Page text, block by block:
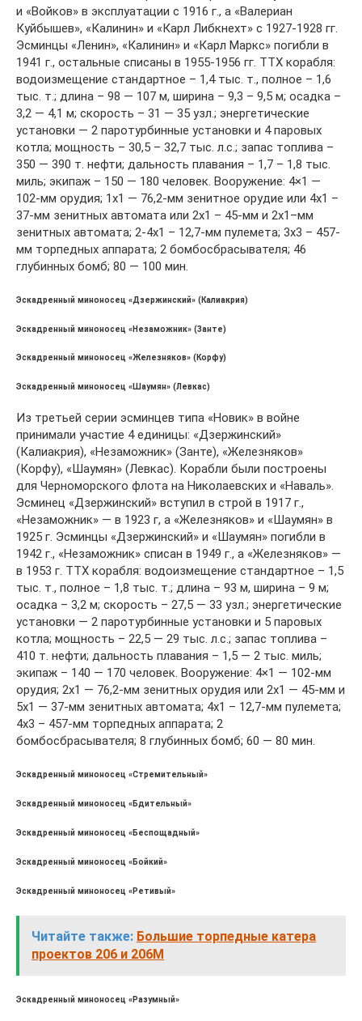
и «Войков» в эксплуатации с 1916 г., а «Валериан
Куйбышев», «Калинин» и «Карл Либкнехт» с 1927-1928 гг.
Эсминцы «Ленин», «Калинин» и «Карл Маркс» погибли в
1941 г., остальные списаны в 1955-1956 гг. ТТХ корабля:
водоизмещение стандартное – 1,4 тыс. т., полное – 1,6
тыс. т.; длина – 98 — 107 м, ширина – 9,3 – 9,5 м; осадка –
3,2 — 4,1 м; скорость – 31 — 35 узл.; энергетические
установки — 2 паротурбинные установки и 4 паровых
котла; мощность – 30,5 – 32,7 тыс. л.с.; запас топлива –
350 — 390 т. нефти; дальность плавания – 1,7 – 1,8 тыс.
миль; экипаж – 150 — 180 человек. Вооружение: 4×1 —
102-мм орудия; 1х1 — 76,2-мм зенитное орудие или 4х1 –
37-мм зенитных автомата или 2х1 – 45-мм и 2х1–мм
зенитных автомата; 2-4х1 – 12,7-мм пулемета; 3х3 – 457-
мм торпедных аппарата; 2 бомбосбрасывателя; 46
глубинных бомб; 80 — 100 мин.
Эскадренный миноносец «Дзержинский» (Калиакрия)
Эскадренный миноносец «Незаможник» (Занте)
Эскадренный миноносец «Железняков» (Корфу)
Эскадренный миноносец «Шаумян» (Левкас)
Из третьей серии эсминцев типа «Новик» в войне
принимали участие 4 единицы: «Дзержинский»
(Калиакрия), «Незаможник» (Занте), «Железняков»
(Корфу), «Шаумян» (Левкас). Корабли были построены
для Черноморского флота на Николаевских и «Наваль».
Эсминец «Дзержинский» вступил в строй в 1917 г.,
«Незаможник» — в 1923 г, а «Железняков» и «Шаумян» в
1925 г. Эсминцы «Дзержинский» и «Шаумян» погибли в
1942 г., «Незаможник» списан в 1949 г., а «Железняков» —
в 1953 г. ТТХ корабля: водоизмещение стандартное – 1,5
тыс. т., полное – 1,8 тыс. т.; длина – 93 м, ширина – 9 м;
осадка – 3,2 м; скорость – 27,5 — 33 узл.; энергетические
установки — 2 паротурбинные установки и 5 паровых
котла; мощность – 22,5 — 29 тыс. л.с.; запас топлива –
410 т. нефти; дальность плавания – 1,5 — 2 тыс. миль;
экипаж – 140 — 170 человек. Вооружение: 4×1 — 102-мм
орудия; 2х1 — 76,2-мм зенитных орудия или 2х1 — 45-мм и
5х1 — 37-мм зенитных автомата; 4х1 – 12,7-мм пулемета;
4х3 – 457-мм торпедных аппарата; 2
бомбосбрасывателя; 8 глубинных бомб; 60 — 80 мин.
Эскадренный миноносец «Стремительный»
Эскадренный миноносец «Бдительный»
Эскадренный миноносец «Беспощадный»
Эскадренный миноносец «Бойкий»
Эскадренный миноносец «Ретивый»
Читайте также: Большие торпедные катера
проектов 206 и 206М
Эскадренный миноносец «Разумный»